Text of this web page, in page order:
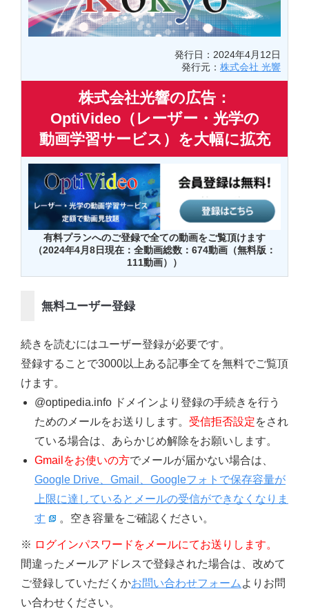
発行日：2024年4月12日
発行元： 株式会社 光響
株式会社光響の広告：
OptiVideo（レーザー・光学の
動画学習サービス）を大幅に拡充
有料プランへのご登録で全ての動画をご覧頂けます
（2024年4月8日現在：全動画総数：674動画（無料版：
111動画））
無料ユーザー登録
続きを読むにはユーザー登録が必要です。
登録することで3000以上ある記事全てを無料でご覧頂
けます。
@optipedia.info ドメインより登録の手続きを行う
ためのメールをお送りします。 受信拒否設定をされ
ている場合は、あらかじめ解除をお願いします。
Gmailをお使いの方でメールが届かない場合は、
Google Drive、Gmail、Googleフォトで保存容量が
上限に達しているとメールの受信ができなくなりま
す
。空き容量をご確認ください。
※ ログインパスワードをメールにてお送りします。
間違ったメールアドレスで登録された場合は、改めて
ご登録していただくかお問い合わせフォーム よりお問
い合わせください。